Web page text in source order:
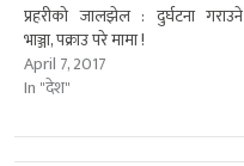
प्रहरीको जालझेल : दुर्घटना गराउने
भाञ्जा, पक्राउ परे मामा !
April 7, 2017
In "देश"